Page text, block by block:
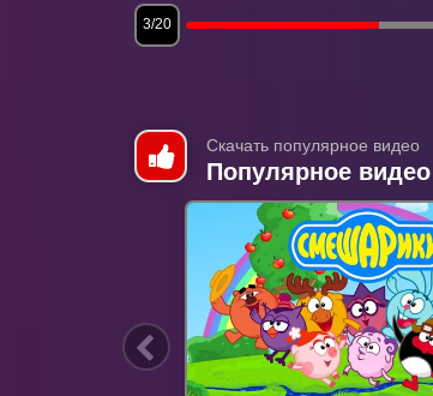
3/20
Скачать популярное видео
Популярное видео